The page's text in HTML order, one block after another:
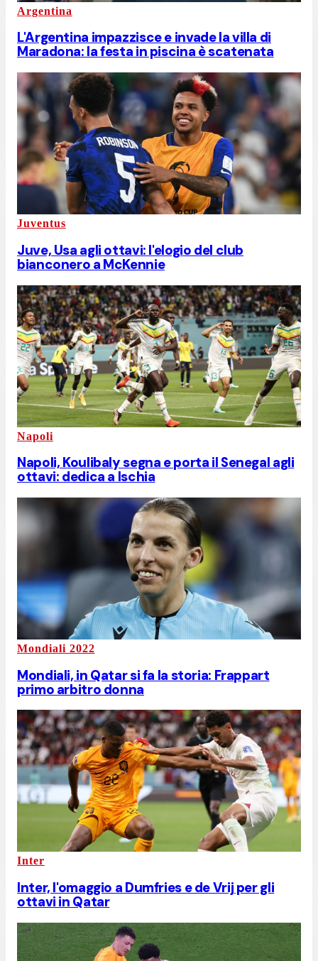
Argentina
L'Argentina impazzisce e invade la villa di
Maradona: la festa in piscina è scatenata
Juventus
Juve, Usa agli ottavi: l'elogio del club
bianconero a McKennie
Napoli
Napoli, Koulibaly segna e porta il Senegal agli
ottavi: dedica a Ischia
Mondiali 2022
Mondiali, in Qatar si fa la storia: Frappart
primo arbitro donna
Inter
Inter, l'omaggio a Dumfries e de Vrij per gli
ottavi in Qatar